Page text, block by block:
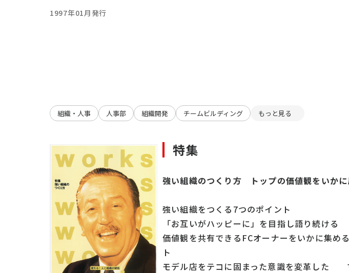
1997年01月発行
組織・人事 人事部 組織開発 チームビルディング もっと見る
特集
強い組織のつくり方 トップの価値観をいかに
強い組織をつくる7つのポイント
「お互いがハッピーに」を目指し語り続け
価値観を共有できるFCオーナーをいかに集
ト
モデル店をテコに固まった意識を変革した